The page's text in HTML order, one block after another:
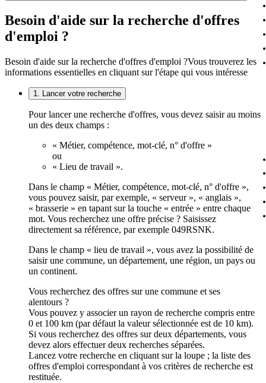
Besoin d'aide sur la recherche d'offres
d'emploi ?
Besoin d'aide sur la recherche d'offres d'emploi ?Vous trouverez les
informations essentielles en cliquant sur l'étape qui vous intéresse
1. Lancer votre recherche
Pour lancer une recherche d'offres, vous devez saisir au moins
un des deux champs :
« Métier, compétence, mot-clé, n° d'offre »
ou
« Lieu de travail ».
Dans le champ « Métier, compétence, mot-clé, n° d'offre »,
vous pouvez saisir, par exemple, « serveur », « anglais »,
« brasserie » en tapant sur la touche « entrée » entre chaque
mot. Vous recherchez une offre précise ? Saisissez
directement sa référence, par exemple 049RSNK.
Dans le champ « lieu de travail », vous avez la possibilité de
saisir une commune, un département, une région, un pays ou
un continent.
Vous recherchez des offres sur une commune et ses
alentours ?
Vous pouvez y associer un rayon de recherche compris entre
0 et 100 km (par défaut la valeur sélectionnée est de 10 km).
Si vous recherchez des offres sur deux départements, vous
devez alors effectuer deux recherches séparées.
Lancez votre recherche en cliquant sur la loupe ; la liste des
offres d'emploi correspondant à vos critères de recherche est
restituée.